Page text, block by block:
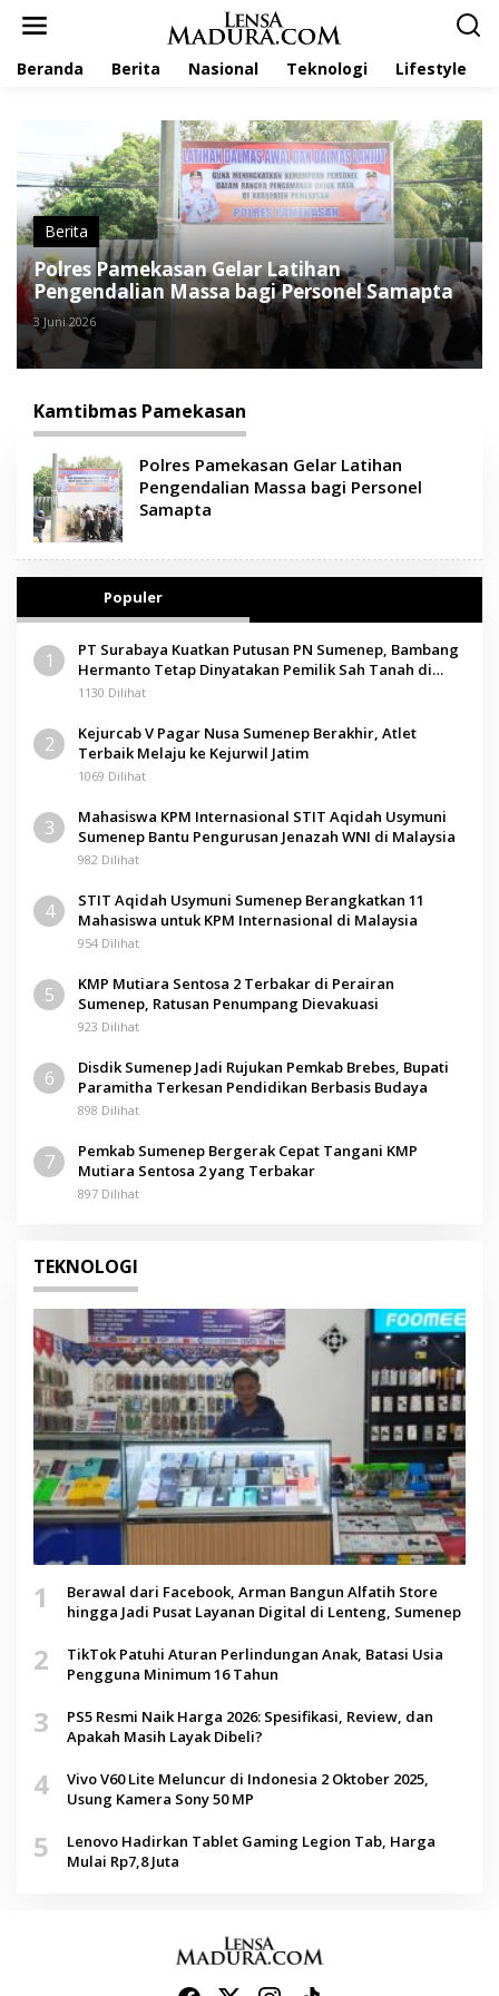
Beranda Berita Nasional Teknologi Lifestyle
Berita
Polres Pamekasan Gelar Latihan
Pengendalian Massa bagi Personel Samapta
3 Juni 2026
Kamtibmas Pamekasan
Polres Pamekasan Gelar Latihan
Pengendalian Massa bagi Personel
Samapta
Populer
1
PT Surabaya Kuatkan Putusan PN Sumenep, Bambang
Hermanto Tetap Dinyatakan Pemilik Sah Tanah di
Pamolokan
1130 Dilihat
2
Kejurcab V Pagar Nusa Sumenep Berakhir, Atlet
Terbaik Melaju ke Kejurwil Jatim
1069 Dilihat
3
Mahasiswa KPM Internasional STIT Aqidah Usymuni
Sumenep Bantu Pengurusan Jenazah WNI di Malaysia
982 Dilihat
4
STIT Aqidah Usymuni Sumenep Berangkatkan 11
Mahasiswa untuk KPM Internasional di Malaysia
954 Dilihat
5
KMP Mutiara Sentosa 2 Terbakar di Perairan
Sumenep, Ratusan Penumpang Dievakuasi
923 Dilihat
6
Disdik Sumenep Jadi Rujukan Pemkab Brebes, Bupati
Paramitha Terkesan Pendidikan Berbasis Budaya
898 Dilihat
7
Pemkab Sumenep Bergerak Cepat Tangani KMP
Mutiara Sentosa 2 yang Terbakar
897 Dilihat
TEKNOLOGI
1
Berawal dari Facebook, Arman Bangun Alfatih Store
hingga Jadi Pusat Layanan Digital di Lenteng, Sumenep
2
TikTok Patuhi Aturan Perlindungan Anak, Batasi Usia
Pengguna Minimum 16 Tahun
3
PS5 Resmi Naik Harga 2026: Spesifikasi, Review, dan
Apakah Masih Layak Dibeli?
4
Vivo V60 Lite Meluncur di Indonesia 2 Oktober 2025,
Usung Kamera Sony 50 MP
5
Lenovo Hadirkan Tablet Gaming Legion Tab, Harga
Mulai Rp7,8 Juta